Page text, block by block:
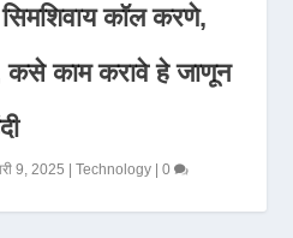
कॉल करणे,
कसे काम करावे हे जाणून
9, 2025 |Technology |0